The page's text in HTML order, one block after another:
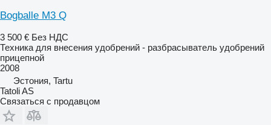
Bogballe M3 Q
3 500 € Без НДС
Техника для внесения удобрений - разбрасыватель удобрений
прицепной
2008
Эстония, Tartu
Tatoli AS
Связаться с продавцом